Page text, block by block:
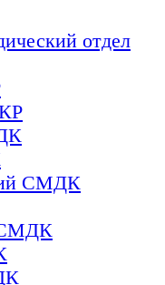
отдел
СМДК
СМДК